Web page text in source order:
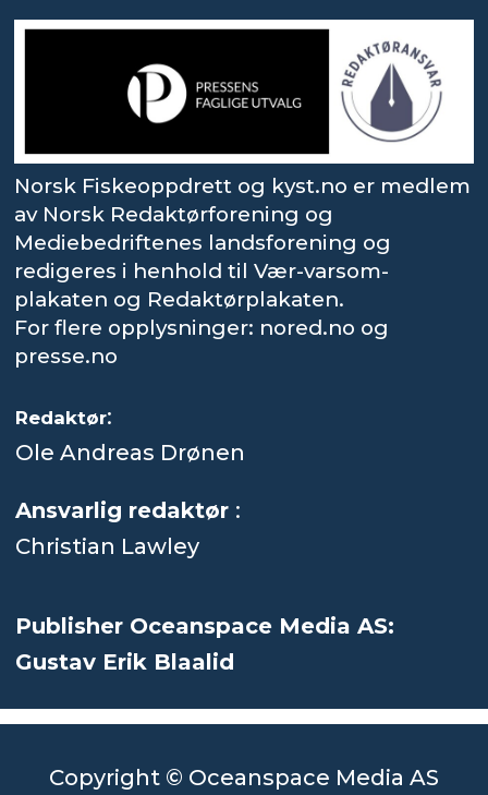
Norsk Fiskeoppdrett og kyst.no er medlem
av Norsk Redaktørforening og
Mediebedriftenes landsforening og
redigeres i henhold til Vær-varsom-
plakaten og Redaktørplakaten.
For flere opplysninger: nored.no og
presse.no
Redaktør:
Ole Andreas Drønen
Ansvarlig redaktør :
Christian Lawley
Publisher Oceanspace Media AS:
Gustav Erik Blaalid
Copyright © Oceanspace Media AS